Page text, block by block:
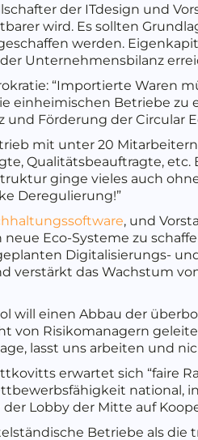
der ITdesign und
wird. Es sollten
werden.
Unternehmensbilanz
“Importierte Waren
einheimischen Betriebe zu
Förderung der Circular
mit unter 20
Qualitätsbeauftragte,
ginge vieles auch
Deregulierung!”
, und
Eco-Systeme zu
Digitalisierungs-
verstärkt das Wachstum
will einen Abbau der
von Risikomanagern
lasst uns arbeiten und
erwartet sich “faire
national,
Lobby der Mitte auf
Betriebe als die